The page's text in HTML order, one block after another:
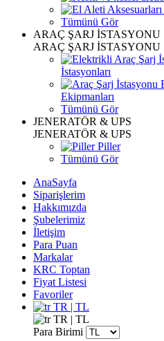
Tümünü Gör
ARAÇ ŞARJ İSTASYONU
ARAÇ ŞARJ İSTASYONU
İstasyonları
Ekipmanları
Tümünü Gör
JENERATÖR & UPS
JENERATÖR & UPS
Piller
Tümünü Gör
AnaSayfa
Siparişlerim
Hakkımızda
Şubelerimiz
İletişim
Para Puan
Markalar
KRC Toptan
Fiyat Listesi
Favoriler
TR | TL
TR | TL
Para Birimi